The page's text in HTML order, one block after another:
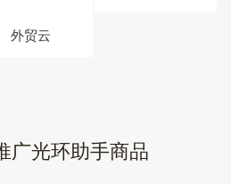
外贸云
广光环助手商品